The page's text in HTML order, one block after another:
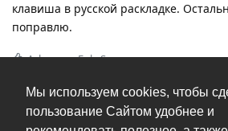
Мы используем cookies, чтобы
пользование Сайтом удобнее и
клавиша в русской раскладке.
поправлю.
AshmanиFoksSergоценили это.
3 МЕСЯЦАСПУСТЯ